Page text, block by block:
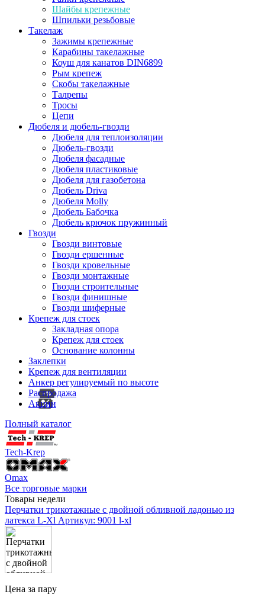
Шайбы крепежные
Шпильки резьбовые
Такелаж
Зажимы крепежные
Карабины такелажные
Коуш для канатов DIN6899
Рым крепеж
Скобы такелажные
Талрепы
Тросы
Цепи
Дюбеля и дюбель-гвозди
Дюбеля для теплоизоляции
Дюбель-гвозди
Дюбеля фасадные
Дюбеля пластиковые
Дюбеля для газобетона
Дюбель Driva
Дюбеля Molly
Дюбель Бабочка
Дюбель крючок пружинный
Гвозди
Гвозди винтовые
Гвозди ершенные
Гвозди кровельные
Гвозди монтажные
Гвозди строительные
Гвозди финишные
Гвозди шиферные
Крепеж для стоек
Закладная опора
Крепеж для стоек
Основание колонны
Заклепки
Крепеж для вентиляции
Анкер регулируемый по высоте
Распродажа
Акции
Полный каталог
Tech-Krep
Omax
Все торговые марки
Товары недели
Перчатки трикотажные с двойной обливной ладонью из
латекса L-Xl Артикул: 9001 l-xl
Цена за пару